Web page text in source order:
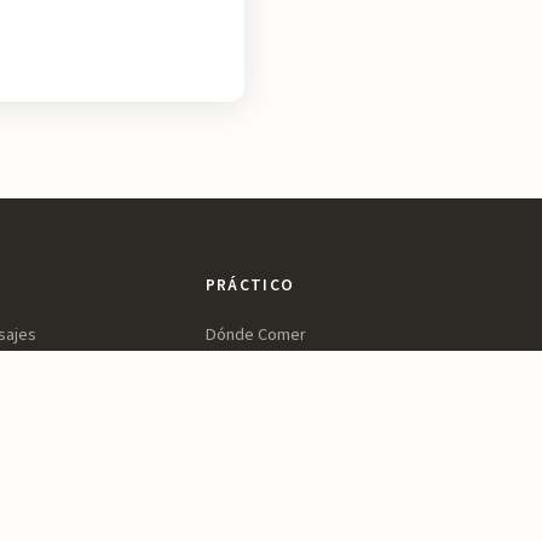
PRÁCTICO
Dónde Comer